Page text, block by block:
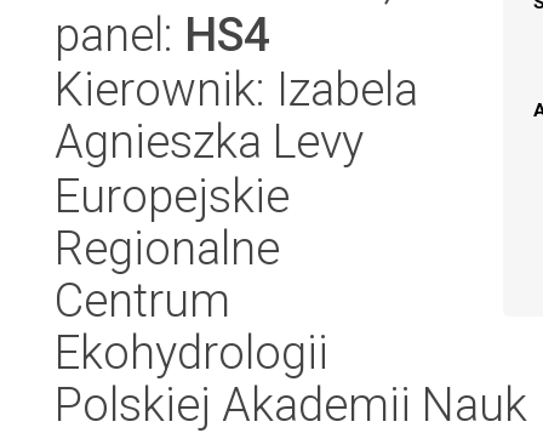
panel: HS4
Kierownik: Izabela
Agnieszka Levy
Europejskie
Regionalne
Centrum
Ekohydrologii
Polskiej Akademii Nauk